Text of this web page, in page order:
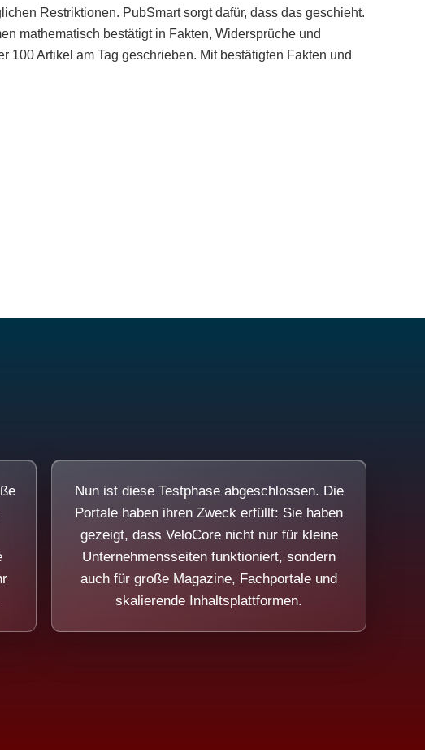
Restriktionen. PubSmart sorgt dafür, dass das geschieht.
mathematisch bestätigt in Fakten, Widersprüche und
Artikel am Tag geschrieben. Mit bestätigten Fakten und
Nun ist diese Testphase abgeschlossen. Die
Portale haben ihren Zweck erfüllt: Sie haben
gezeigt, dass VeloCore nicht nur für kleine
Unternehmensseiten funktioniert, sondern
auch für große Magazine, Fachportale und
skalierende Inhaltsplattformen.